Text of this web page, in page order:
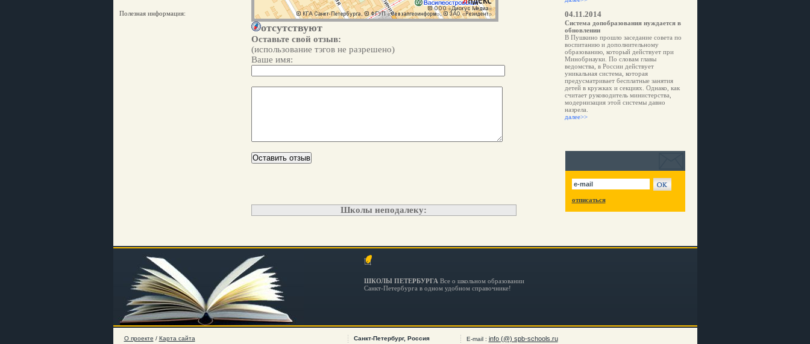
Полезная информация:
отсутствуют
Оставьте свой отзыв:
(использование тэгов не разрешено)
Ваше имя:
Школы неподалеку:
04.11.2014
Система допобразования нуждается в
обновлении
В Пушкино прошло заседание совета по
воспитанию и дополнительному
образованию, который действует при
Минобрнауки. По словам главы
ведомства, в России действует
уникальная система, которая
предусматривает бесплатные занятия
детей в кружках и секциях. Однако, как
считает руководитель министерства,
модернизация этой системы давно
назрела.
далее>>
отписаться
ШКОЛЫ ПЕТЕРБУРГА Все о школьном образовании
Санкт-Петербурга в одном удобном справочнике!
О проекте / Карта сайта Санкт-Петербург, Россия E-mail : info (@) spb-schools.ru